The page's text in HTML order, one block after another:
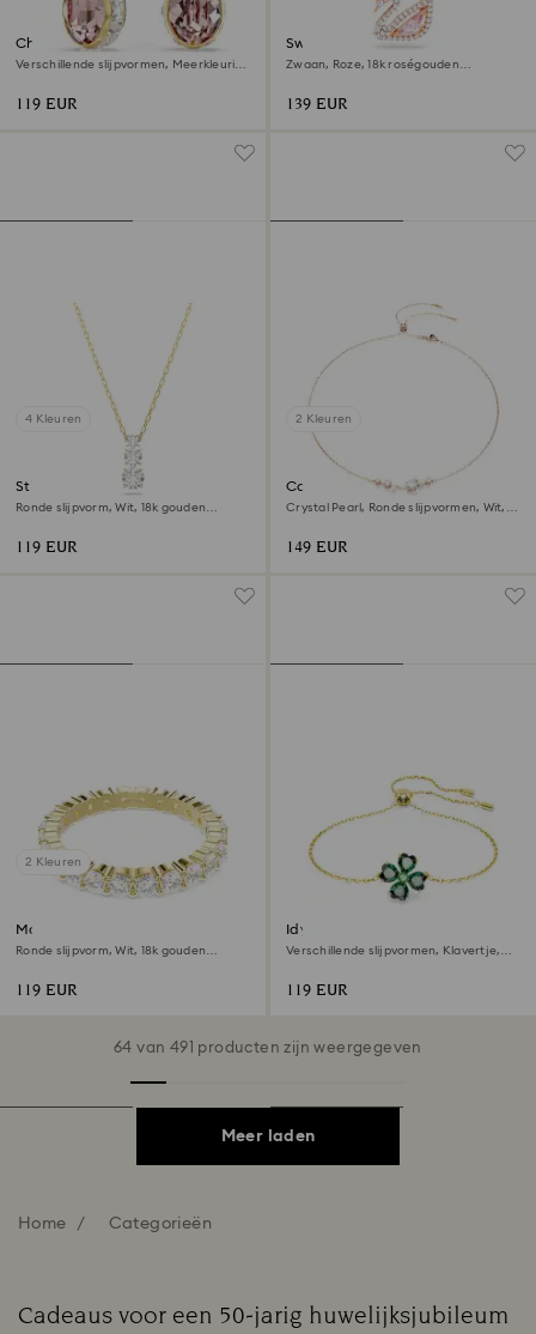
Chroma Oorhangers
Verschillende slijpvormen, Meerkleurig,
119 EUR
Swan ketting
Zwaan, Roze, 18k roségouden
139 EUR
4 Kleuren
Stilla Attract hanger
Ronde slijpvorm, Wit, ‎18k gouden
119 EUR
2 Kleuren
Constella ketting
Crystal Pearl, Ronde slijpvormen, Wit,
149 EUR
2 Kleuren
Matrix Vittore bandring
Ronde slijpvorm, Wit, ‎18k gouden
119 EUR
Idyllia armband
Verschillende slijpvormen, Klavertje,
119 EUR
64 van 491 producten zijn weergegeven
Meer laden
Home Categorieën
Cadeaus voor een 50-jarig huwelijksjubileum